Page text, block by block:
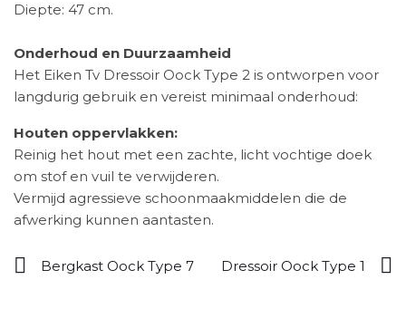
Diepte: 47 cm.
Onderhoud en Duurzaamheid
Het Eiken Tv Dressoir Oock Type 2 is ontworpen voor
langdurig gebruik en vereist minimaal onderhoud:
Houten oppervlakken:
Reinig het hout met een zachte, licht vochtige doek
om stof en vuil te verwijderen.
Vermijd agressieve schoonmaakmiddelen die de
afwerking kunnen aantasten.
Bergkast Oock Type 7 Dressoir Oock Type 1